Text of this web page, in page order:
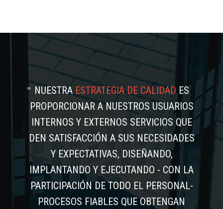
NUESTRAESTRATEGIA DE CALIDADES
PROPORCIONAR A NUESTROS USUARIOS
INTERNOS Y EXTERNOS SERVICIOS QUE
DEN SATISFACCIÓN A SUS NECESIDADES
Y EXPECTATIVAS, DISEÑANDO,
IMPLANTANDO Y EJECUTANDO - CON LA
PARTICIPACIÓN DE TODO EL PERSONAL-
PROCESOS FIABLES QUE OBTENGAN